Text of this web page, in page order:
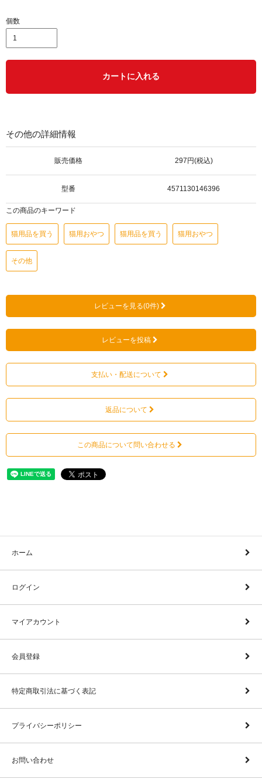
個数
カートに入れる
その他の詳細情報
販売価格 297円(税込)
型番 4571130146396
この商品のキーワード
猫用品を買う 猫用おやつ 猫用品を買う 猫用おやつ
その他
レビューを見る(0件)
レビューを投稿
支払い・配送について
返品について
この商品について問い合わせる
ホーム
ログイン
マイアカウント
会員登録
特定商取引法に基づく表記
プライバシーポリシー
お問い合わせ